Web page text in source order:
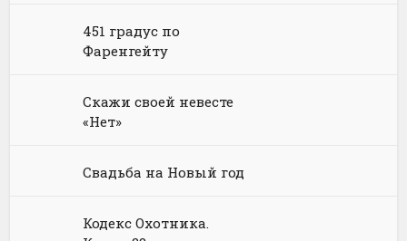
Энциклопедии
Киберпанк
Научная фантастика
Юмористическая фантастика
Книги про вампиров
Любовное фэнтези
Фэнтези про драконов
Юмористическая проза
451 градус по
Фаренгейту
Скажи своей невесте
«Нет»
Свадьба на Новый год
Кодекс Охотника.